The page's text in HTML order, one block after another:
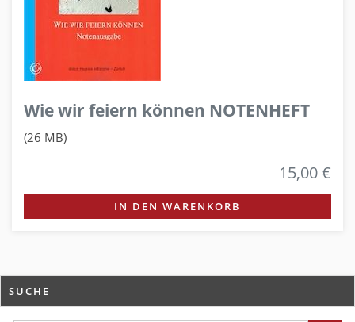
Wie wir feiern können NOTENHEFT
(26 MB)
15,00 €
IN DEN WARENKORB
SUCHE